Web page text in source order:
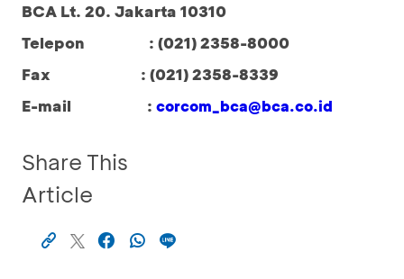
BCA Lt. 20. Jakarta 10310
Telepon : (021) 2358-8000
Fax : (021) 2358-8339
E-mail : corcom_bca@bca.co.id
Share This
Article